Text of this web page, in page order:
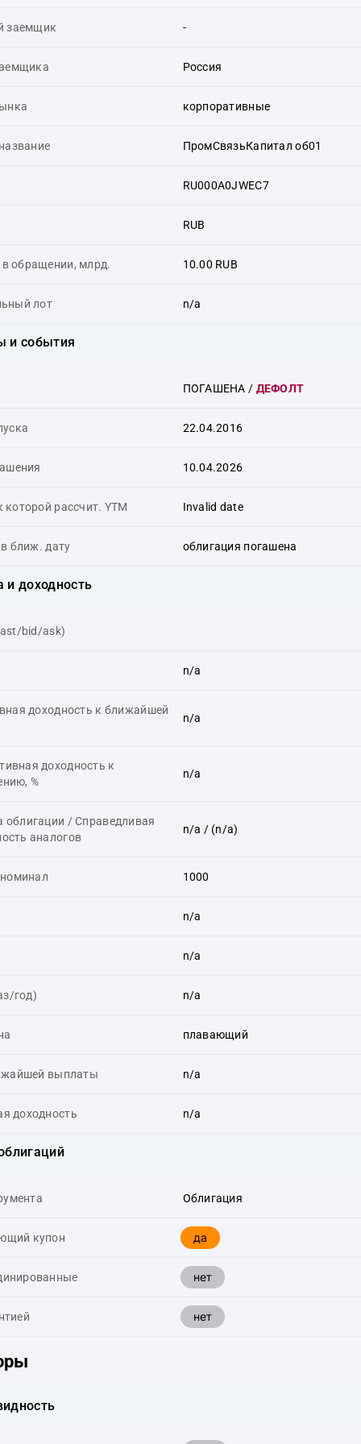
заемщик -
Россия
корпоративные
ПромСвязьКапитал об01
RU000A0JWEC7
RUB
обращении, млрд. 10.00 RUB
лот n/a
и события
ПОГАШЕНА / ДЕФОЛТ
22.04.2016
10.04.2026
которой рассчит. YTM Invalid date
ближ. дату облигация погашена
и доходность
bid/ask)
n/a
доходность к ближайшей
n/a
доходность к
%
n/a
облигации / Справедливая
аналогов
n/a / (n/a)
1000
n/a
n/a
год) n/a
плавающий
выплаты n/a
доходность n/a
Облигация
купон да
нет
нет